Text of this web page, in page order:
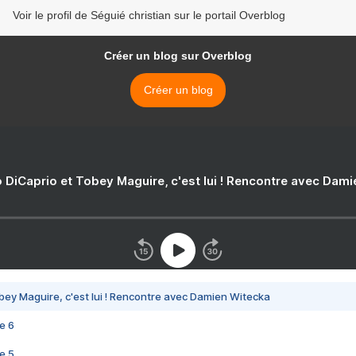
Voir le profil de Séguié christian sur le portail Overblog
Créer un blog sur Overblog
Créer un blog
DiCaprio et Tobey Maguire, c'est lui ! Rencontre avec
Maguire, c'est lui ! Rencontre avec Damien Witecka
6